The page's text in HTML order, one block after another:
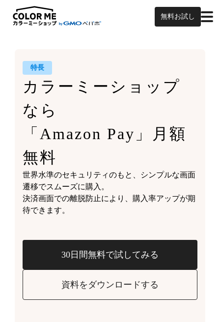
無料お試し
特長
カラーミーショップ
なら
「Amazon Pay」月額
無料
世界水準のセキュリティのもと、シンプルな画面
遷移でスムーズに購入。
決済画面での離脱防止により、購入率アップが期
待できます。
30日間無料で試してみる
資料をダウンロードする